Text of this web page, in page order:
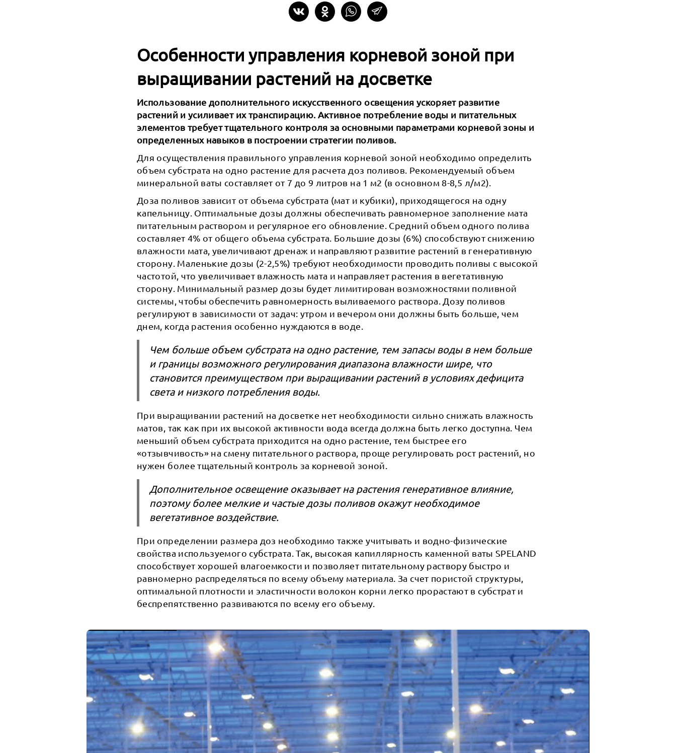
Особенности управления корневой зоной при
выращивании растений на досветке
Использование дополнительного искусственного освещения ускоряет развитие
растений и усиливает их транспирацию. Активное потребление воды и питательных
элементов требует тщательного контроля за основными параметрами корневой зоны и
определенных навыков в построении стратегии поливов.
Для осуществления правильного управления корневой зоной необходимо определить
объем субстрата на одно растение для расчета доз поливов. Рекомендуемый объем
минеральной ваты составляет от 7 до 9 литров на 1 м2 (в основном 8-8,5 л/м2).
Доза поливов зависит от объема субстрата (мат и кубики), приходящегося на одну
капельницу. Оптимальные дозы должны обеспечивать равномерное заполнение мата
питательным раствором и регулярное его обновление. Средний объем одного полива
составляет 4% от общего объема субстрата. Большие дозы (6%) способствуют снижению
влажности мата, увеличивают дренаж и направляют развитие растений в генеративную
сторону. Маленькие дозы (2-2,5%) требуют необходимости проводить поливы с высокой
частотой, что увеличивает влажность мата и направляет растения в вегетативную
сторону. Минимальный размер дозы будет лимитирован возможностями поливной
системы, чтобы обеспечить равномерность выливаемого раствора. Дозу поливов
регулируют в зависимости от задач: утром и вечером они должны быть больше, чем
днем, когда растения особенно нуждаются в воде.
Чем больше объем субстрата на одно растение, тем запасы воды в нем больше
и границы возможного регулирования диапазона влажности шире, что
становится преимуществом при выращивании растений в условиях дефицита
света и низкого потребления воды.
При выращивании растений на досветке нет необходимости сильно снижать влажность
матов, так как при их высокой активности вода всегда должна быть легко доступна. Чем
меньший объем субстрата приходится на одно растение, тем быстрее его
«отзывчивость» на смену питательного раствора, проще регулировать рост растений, но
нужен более тщательный контроль за корневой зоной.
Дополнительное освещение оказывает на растения генеративное влияние,
поэтому более мелкие и частые дозы поливов окажут необходимое
вегетативное воздействие.
При определении размера доз необходимо также учитывать и водно-физические
свойства используемого субстрата. Так, высокая капиллярность каменной ваты SPELAND
способствует хорошей влагоемкости и позволяет питательному раствору быстро и
равномерно распределяться по всему объему материала. За счет пористой структуры,
оптимальной плотности и эластичности волокон корни легко прорастают в субстрат и
беспрепятственно развиваются по всему его объему.